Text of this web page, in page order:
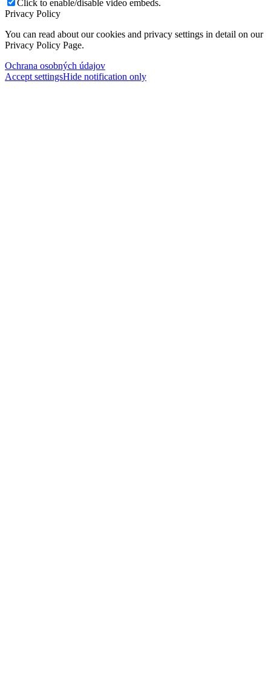
Click to enable/disable video embeds.
Privacy Policy
You can read about our cookies and privacy settings in detail on our
Privacy Policy Page.
Ochrana osobných údajov
Accept settingsHide notification only